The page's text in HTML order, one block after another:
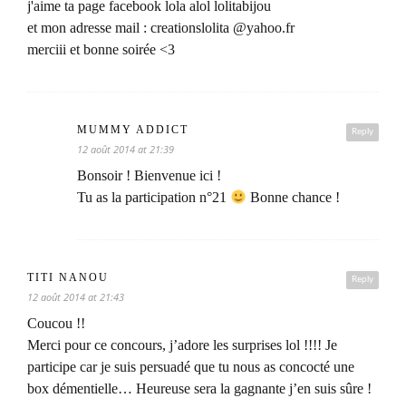
j'aime ta page facebook lola alol lolitabijou
et mon adresse mail : creationslolita @yahoo.fr
merciii et bonne soirée <3
Reply
MUMMY ADDICT
12 août 2014 at 21:39
Bonsoir ! Bienvenue ici !
Tu as la participation n°21
Bonne chance !
Reply
TITI NANOU
12 août 2014 at 21:43
Coucou !!
Merci pour ce concours, j’adore les surprises lol !!!! Je
participe car je suis persuadé que tu nous as concocté une
box démentielle… Heureuse sera la gagnante j’en suis sûre !